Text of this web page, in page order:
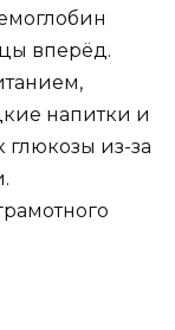
вперёд.
напитки и
глюкозы из-за